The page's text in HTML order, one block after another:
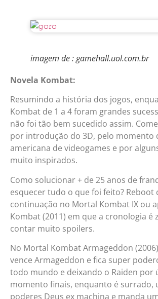
imagem de : gamehall.uol.com.br
Novela Kombat:
Resumindo a história dos jogos,
Kombat de 1 a 4 foram grandes
não foi tão bem sucedido assim.
por introdução do 3D, pelo momento
americana de videogames e por
muito inspirados.
Como solucionar + de 25 anos de
esquecer tudo o que foi feito? Reboot
continuação no Mortal Kombat IX ou
Kombat (2011) em que a cronologia é
contar muito spoilers.
No Mortal Kombat Armageddon
vence Armageddon e fica super
todo mundo e deixando o Raiden por
momento finais, enquanto é surrado,
poderes Deus ex machina e manda